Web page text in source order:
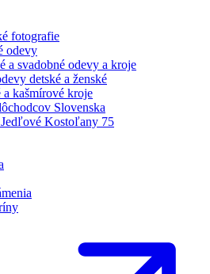
fotografie
odevy
a svadobné odevy a kroje
detské a ženské
a kašmírové kroje
Slovenska
Jedľové Kostoľany 75